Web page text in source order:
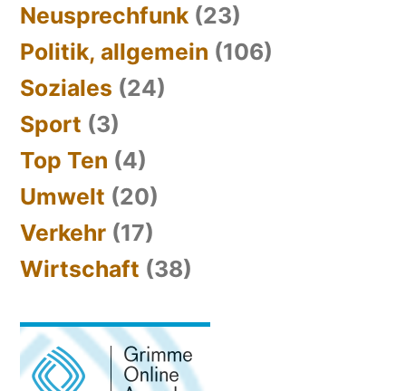
Neusprechfunk (23)
Politik, allgemein (106)
Soziales (24)
Sport (3)
Top Ten (4)
Umwelt (20)
Verkehr (17)
Wirtschaft (38)